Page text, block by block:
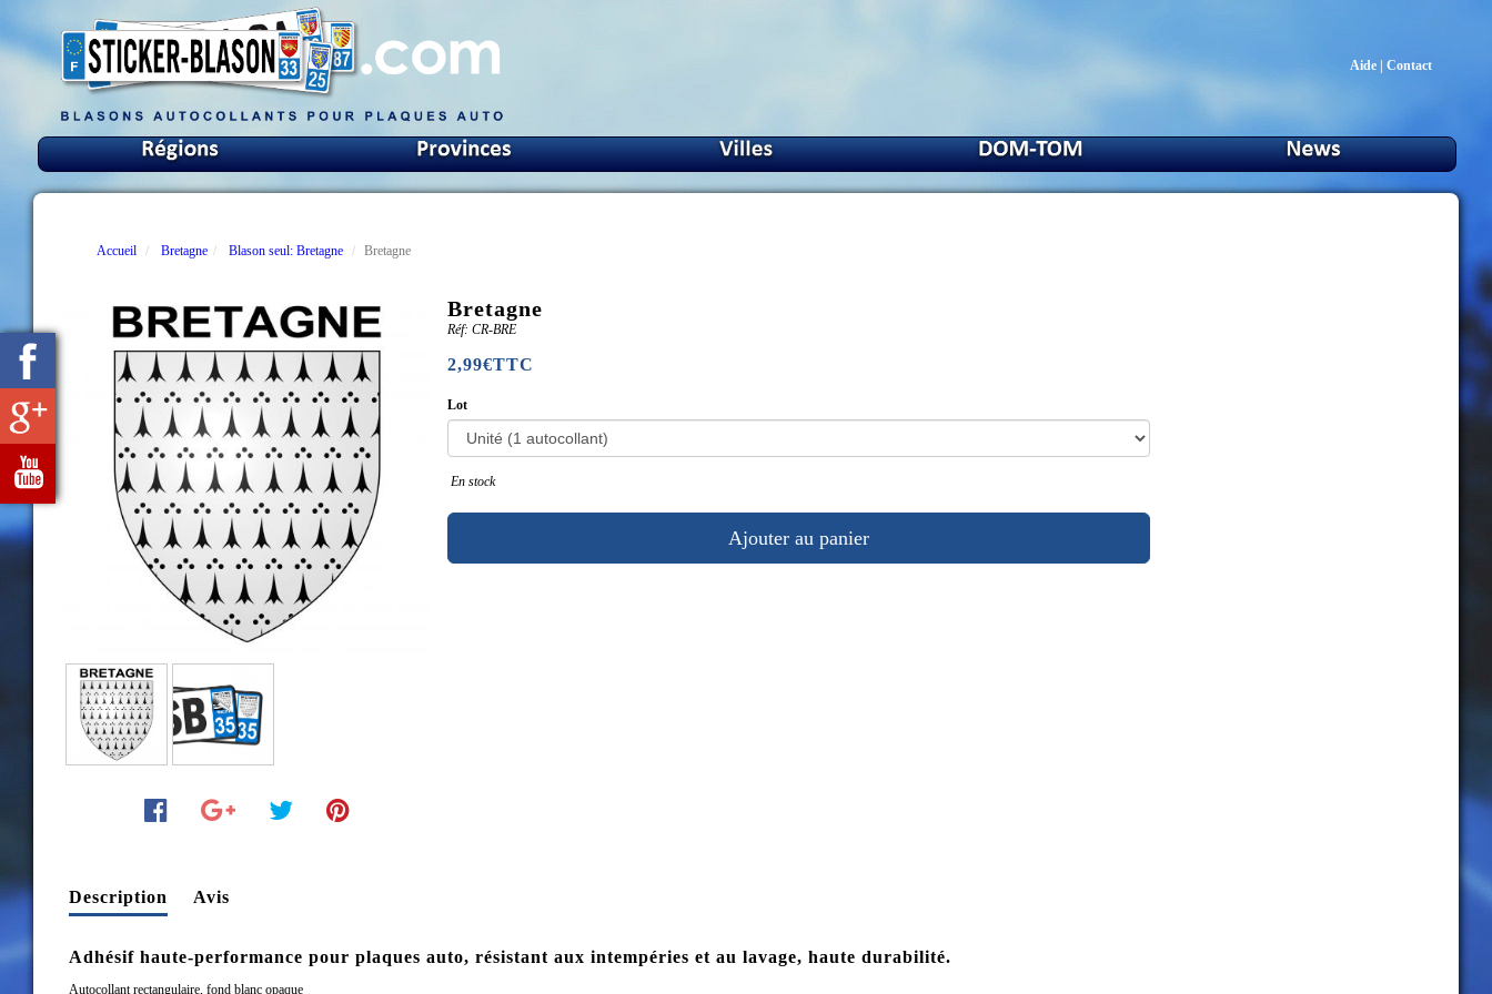
Aide Contact
Accueil Bretagne Blason seul: Bretagne Bretagne
Bretagne
Réf: CR-BRE
2,99€TTC
Lot
En stock
Ajouter au panier
Description Avis
Adhésif haute-performance pour plaques auto, résistant aux intempéries et au lavage, haute durabilité.
Autocollant rectangulaire, fond blanc opaque